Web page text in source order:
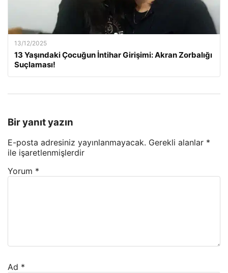
13/12/2025
13 Yaşındaki Çocuğun İntihar Girişimi: Akran Zorbalığı
Suçlaması!
Bir yanıt yazın
E-posta adresiniz yayınlanmayacak. Gerekli alanlar *
ile işaretlenmişlerdir
Yorum *
Ad *